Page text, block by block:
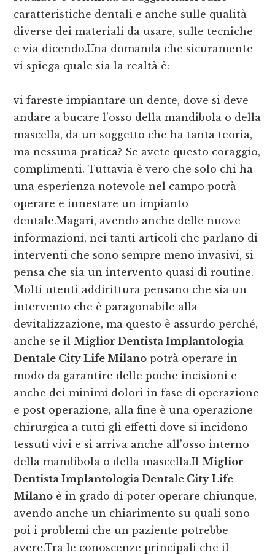
caratteristiche dentali e anche sulle qualità
diverse dei materiali da usare, sulle tecniche
e via dicendo.Una domanda che sicuramente
vi spiega quale sia la realtà è:
vi fareste impiantare un dente, dove si deve
andare a bucare l’osso della mandibola o della
mascella, da un soggetto che ha tanta teoria,
ma nessuna pratica? Se avete questo coraggio,
complimenti. Tuttavia è vero che solo chi ha
una esperienza notevole nel campo potrà
operare e innestare un impianto
dentale.Magari, avendo anche delle nuove
informazioni, nei tanti articoli che parlano di
interventi che sono sempre meno invasivi, si
pensa che sia un intervento quasi di routine.
Molti utenti addirittura pensano che sia un
intervento che è paragonabile alla
devitalizzazione, ma questo è assurdo perché,
anche se il Miglior Dentista Implantologia
Dentale City Life Milano potrà operare in
modo da garantire delle poche incisioni e
anche dei minimi dolori in fase di operazione
e post operazione, alla fine è una operazione
chirurgica a tutti gli effetti dove si incidono
tessuti vivi e si arriva anche all’osso interno
della mandibola o della mascella.Il Miglior
Dentista Implantologia Dentale City Life
Milano è in grado di poter operare chiunque,
avendo anche un chiarimento su quali sono
poi i problemi che un paziente potrebbe
avere.Tra le conoscenze principali che il